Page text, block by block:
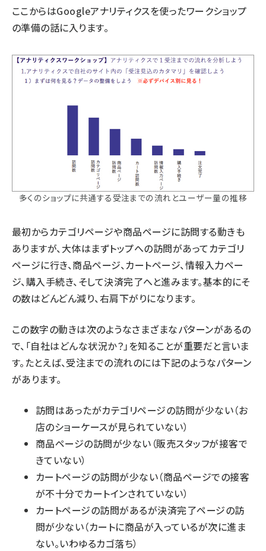
ここからはGoogleアナリティクスを使ったワークショップ
の準備の話に入ります。
多くのショップに共通する受注までの流れとユーザー量の推移
最初からカテゴリページや商品ページに訪問する動きも
ありますが、大体はまずトップへの訪問があってカテゴリ
ページに行き、商品ページ、カートページ、情報入力ペー
ジ、購入手続き、そして決済完了へと進みます。基本的にそ
の数はどんどん減り、右肩下がりになります。
この数字の動きは次のようなさまざまなパターンがあるの
で、「自社はどんな状況か？」を知ることが重要だと言いま
す。たとえば、受注までの流れのには下記のようなパターン
があります。
訪問はあったがカテゴリページの訪問が少ない（お
店のショーケースが見られていない）
商品ページの訪問が少ない（販売スタッフが接客で
きていない）
カートページの訪問が少ない（商品ページでの接客
が不十分でカートインされていない）
カートページの訪問があるが決済完了ページの訪
問が少ない（カートに商品が入っているが次に進ま
ない。いわゆるカゴ落ち）